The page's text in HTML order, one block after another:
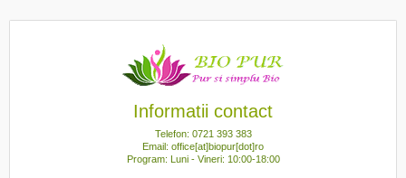
Informatii contact
Telefon: 0721 393 383
Email: office[at]biopur[dot]ro
Program: Luni - Vineri: 10:00-18:00